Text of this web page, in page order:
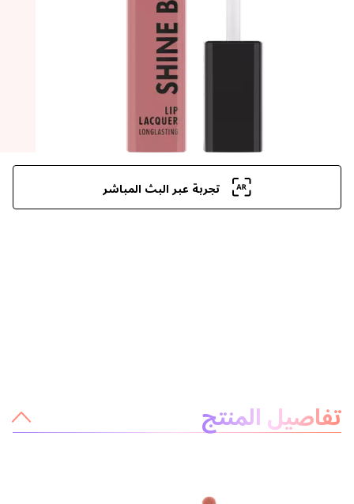
تجربة عبر البث المباشر
تفاصيل المنتج